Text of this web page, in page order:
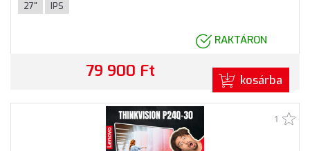
27" IPS
RAKTÁRON
79 900 Ft kosárba
1